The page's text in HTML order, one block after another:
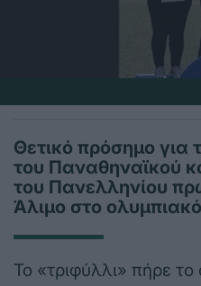
Θετικό πρόσημο για
του Παναθηναϊκού
του Πανελληνίου
Άλιμο στο
Το «τριφύλλι» πήρε το